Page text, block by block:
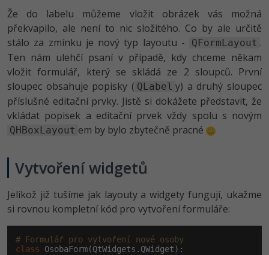
Že do labelu můžeme vložit obrázek vás možná
překvapilo, ale není to nic složitého. Co by ale určitě
stálo za zmínku je nový typ layoutu -
QFormLayout .
Ten nám ulehčí psaní v případě, kdy chceme někam
vložit formulář, který se skládá ze 2 sloupců. První
sloupec obsahuje popisky ( QLabel y) a druhý sloupec
příslušné editační prvky. Jistě si dokážete představit, že
vkládat popisek a editační prvek vždy spolu s novým
QHBoxLayout em by bylo zbytečně pracné
Vytvoření widgetů
Jelikož již tušíme jak layouty a widgety fungují, ukažme
si rovnou kompletní kód pro vytvoření formuláře:
# Formulář pro vytvoření nové osoby
class OsobaForm(QtWidgets.QWidget):